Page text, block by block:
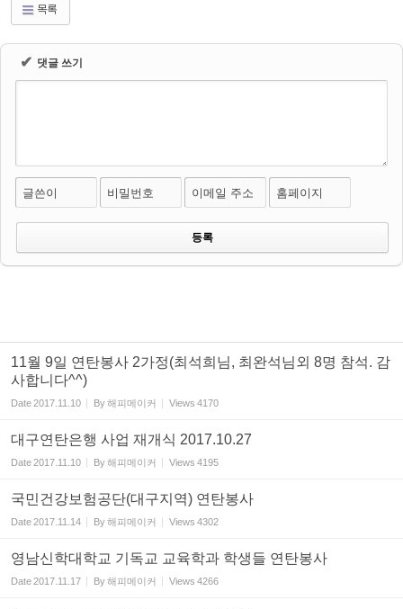
목록
✔ 댓글 쓰기
글쓴이 비밀번호 이메일 주소 홈페이지
11월 9일 연탄봉사 2가정(최석희님, 최완석님외 8명 참석. 감
사합니다^^)
Date2017.11.10 By해피메이커 Views 4170
대구연탄은행 사업 재개식 2017.10.27
Date2017.11.10 By해피메이커 Views 4195
국민건강보험공단(대구지역) 연탄봉사
Date2017.11.14 By해피메이커 Views 4302
영남신학대학교 기독교 교육학과 학생들 연탄봉사
Date2017.11.17 By해피메이커 Views 4266